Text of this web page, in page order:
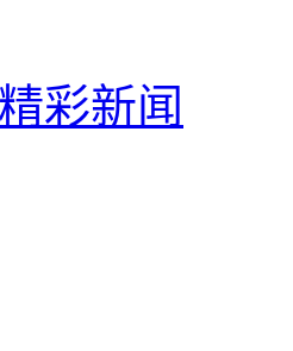
彩新闻